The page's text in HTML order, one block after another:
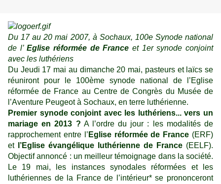
Du 17 au 20 mai 2007, à Sochaux, 100e Synode national
de l’ Eglise réformée de France et 1er synode conjoint
avec les luthériens
Du Jeudi 17 mai au dimanche 20 mai, pasteurs et laïcs se
réuniront pour le 100ème synode national de l’Eglise
réformée de France au Centre de Congrès du Musée de
l’Aventure Peugeot à Sochaux, en terre luthérienne.
Premier synode conjoint avec les luthériens... vers un
mariage en 2013 ? A l’ordre du jour : les modalités de
rapprochement entre l’ Eglise réformée de France (ERF)
et
l’Eglise évangélique luthérienne de France (EELF).
Objectif annoncé : un meilleur témoignage dans la société.
Le 19 mai, les instances synodales réformées et les
luthériennes de la France de l’intérieur* se prononceront